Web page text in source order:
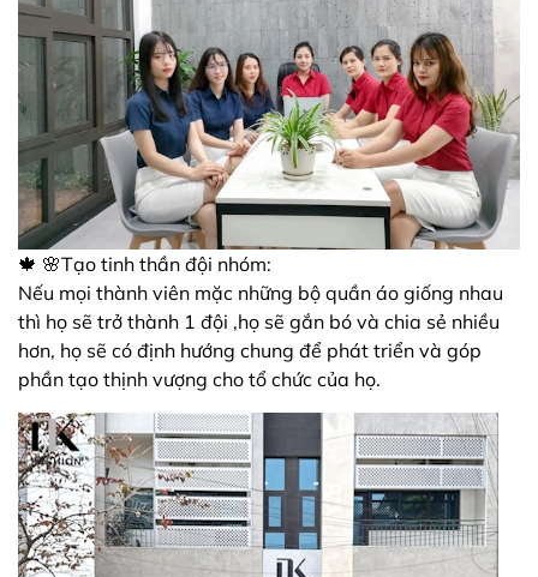
🍁 🌸Tạo tinh thần đội nhóm:
Nếu mọi thành viên mặc những bộ quần áo giống nhau
thì họ sẽ trở thành 1 đội ,họ sẽ gắn bó và chia sẻ nhiều
hơn, họ sẽ có định hướng chung để phát triển và góp
phần tạo thịnh vượng cho tổ chức của họ.